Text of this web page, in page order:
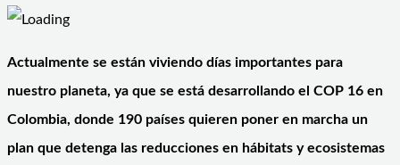
Actualmente se están viviendo días importantes para
nuestro planeta, ya que se está desarrollando el COP 16 en
Colombia, donde 190 países quieren poner en marcha un
plan que detenga las reducciones en hábitats y ecosistemas